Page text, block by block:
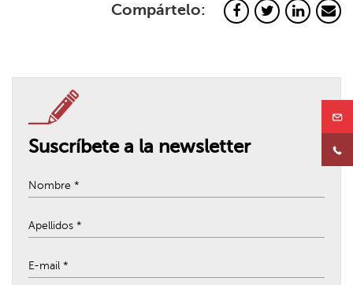
Compártelo:
Suscríbete a la newsletter